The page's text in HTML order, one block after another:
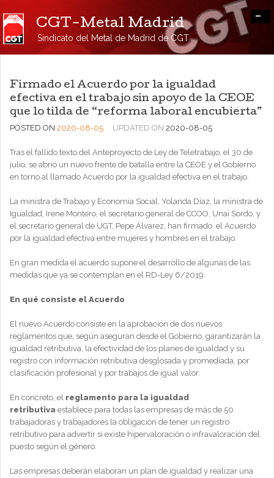
CGT-Metal Madrid
Sindicato del Metal de Madrid de CGT
-
Firmado el Acuerdo por la igualdad
efectiva en el trabajo sin apoyo de la CEOE
que lo tilda de “reforma laboral encubierta”
POSTED ON 2020-08-05 UPDATED ON 2020-08-05
Tras el fallido texto del Anteproyecto de Ley de Teletrabajo, el 30 de
julio, se abrió un nuevo frente de batalla entre la CEOE y el Gobierno
en torno al llamado Acuerdo por la igualdad efectiva en el trabajo.
La ministra de Trabajo y Economía Social, Yolanda Díaz, la ministra de
Igualdad, Irene Montero, el secretario general de CCOO, Unai Sordo, y
el secretario general de UGT, Pepe Álvarez, han firmado el Acuerdo
por la igualdad efectiva entre mujeres y hombres en el trabajo.
En gran medida el acuerdo supone el desarrollo de algunas de las
medidas que ya se contemplan en el RD-Ley 6/2019.
En qué consiste el Acuerdo
El nuevo Acuerdo consiste en la aprobación de dos nuevos
reglamentos que, según aseguran desde el Gobierno, garantizarán la
igualdad retributiva, la efectividad de los planes de igualdad y su
registro con información retributiva desglosada y promediada, por
clasificación profesional y por trabajos de igual valor.
En concreto, el reglamento para la igualdad
retributiva establece para todas las empresas de más de 50
trabajadoras y trabajadores la obligación de tener un registro
retributivo para advertir si existe hipervaloración o infravaloración del
puesto según el género.
Las empresas deberán elaboran un plan de igualdad y realizar una